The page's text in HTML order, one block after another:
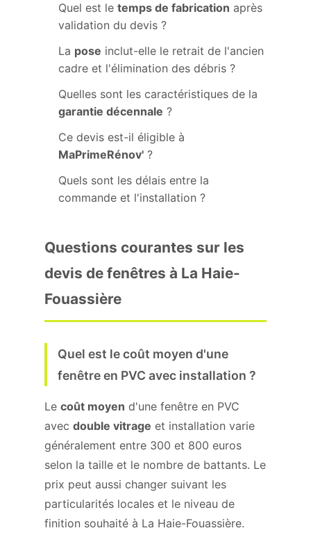
Quel est le temps de fabrication après
validation du devis ?
La pose inclut-elle le retrait de l'ancien
cadre et l'élimination des débris ?
Quelles sont les caractéristiques de la
garantie décennale ?
Ce devis est-il éligible à
MaPrimeRénov' ?
Quels sont les délais entre la
commande et l'installation ?
Questions courantes sur les
devis de fenêtres à La Haie-
Fouassière
Quel est le coût moyen d'une
fenêtre en PVC avec installation ?
Le coût moyen d'une fenêtre en PVC
avec double vitrage et installation varie
généralement entre 300 et 800 euros
selon la taille et le nombre de battants. Le
prix peut aussi changer suivant les
particularités locales et le niveau de
finition souhaité à La Haie-Fouassière.